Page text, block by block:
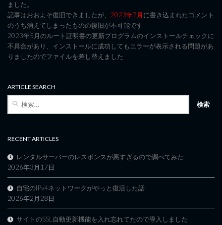
ました。
記事はおおよそ復旧できましたが、 2023年7月に書き込まれたコメント
のうち消えてしまったものの復旧が不可能です
2023年5月のルート証明書の更新プログラムのインストールチェックに
不具合があり、インストールに成功してもエラーが表示される問題があ
りましたのでファイルを差し替えました
ARTICLE SEARCH
検
RECENT ARTICLES
レンタルサーバーのレスポンスが悪すぎるので調べてみた
2026年3月17日
自宅のIPv4ネットワークがやっと復活した話
2026年2月28日
サイトのSSL自動更新機能を入れ忘れてたので導入しました